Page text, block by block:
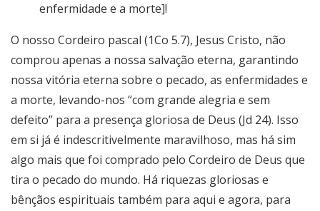
enfermidade e a morte]!
O nosso Cordeiro pascal (1Co 5.7), Jesus Cristo, não
comprou apenas a nossa salvação eterna, garantindo
nossa vitória eterna sobre o pecado, as enfermidades e
a morte, levando-nos “com grande alegria e sem
defeito” para a presença gloriosa de Deus (Jd 24). Isso
em si já é indescritivelmente maravilhoso, mas há sim
algo mais que foi comprado pelo Cordeiro de Deus que
tira o pecado do mundo. Há riquezas gloriosas e
bênçãos espirituais também para aqui e agora, para